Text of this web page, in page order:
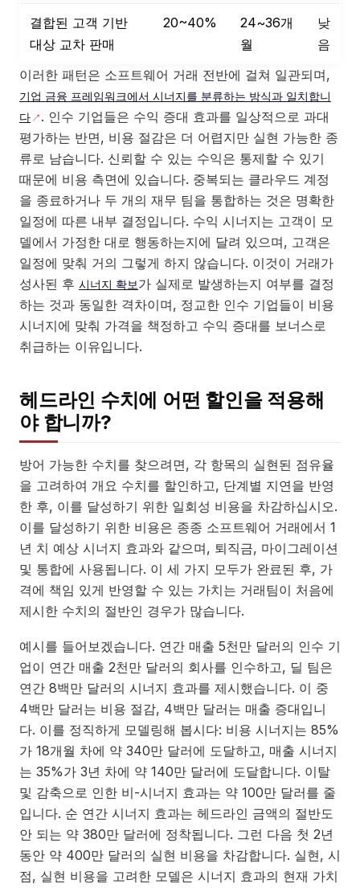
결합된 고객 기반
대상 교차 판매
20~40%
24~36개
월
낮
음
이러한 패턴은 소프트웨어 거래 전반에 걸쳐 일관되며,
기업 금융 프레임워크에서 시너지를 분류하는 방식과 일치합니
다
. 인수 기업들은 수익 증대 효과를 일상적으로 과대
평가하는 반면, 비용 절감은 더 어렵지만 실현 가능한 종
류로 남습니다. 신뢰할 수 있는 수익은 통제할 수 있기
때문에 비용 측면에 있습니다. 중복되는 클라우드 계정
을 종료하거나 두 개의 재무 팀을 통합하는 것은 명확한
일정에 따른 내부 결정입니다. 수익 시너지는 고객이 모
델에서 가정한 대로 행동하는지에 달려 있으며, 고객은
일정에 맞춰 거의 그렇게 하지 않습니다. 이것이 거래가
성사된 후 시너지 확보가 실제로 발생하는지 여부를 결정
하는 것과 동일한 격차이며, 정교한 인수 기업들이 비용
시너지에 맞춰 가격을 책정하고 수익 증대를 보너스로
취급하는 이유입니다.
헤드라인 수치에 어떤 할인을 적용해
야 합니까?
방어 가능한 수치를 찾으려면, 각 항목의 실현된 점유율
을 고려하여 개요 수치를 할인하고, 단계별 지연을 반영
한 후, 이를 달성하기 위한 일회성 비용을 차감하십시오.
이를 달성하기 위한 비용은 종종 소프트웨어 거래에서 1
년 치 예상 시너지 효과와 같으며, 퇴직금, 마이그레이션
및 통합에 사용됩니다. 이 세 가지 모두가 완료된 후, 가
격에 책임 있게 반영할 수 있는 가치는 거래팀이 처음에
제시한 수치의 절반인 경우가 많습니다.
예시를 들어보겠습니다. 연간 매출 5천만 달러의 인수 기
업이 연간 매출 2천만 달러의 회사를 인수하고, 딜 팀은
연간 8백만 달러의 시너지 효과를 제시했습니다. 이 중
4백만 달러는 비용 절감, 4백만 달러는 매출 증대입니
다. 이를 정직하게 모델링해 봅시다: 비용 시너지는 85%
가 18개월 차에 약 340만 달러에 도달하고, 매출 시너지
는 35%가 3년 차에 약 140만 달러에 도달합니다. 이탈
및 감축으로 인한 비-시너지 효과는 약 100만 달러를 줄
입니다. 순 연간 시너지 효과는 헤드라인 금액의 절반도
안 되는 약 380만 달러에 정착됩니다. 그런 다음 첫 2년
동안 약 400만 달러의 실현 비용을 차감합니다. 실현, 시
점, 실현 비용을 고려한 모델은 시너지 효과의 현재 가치